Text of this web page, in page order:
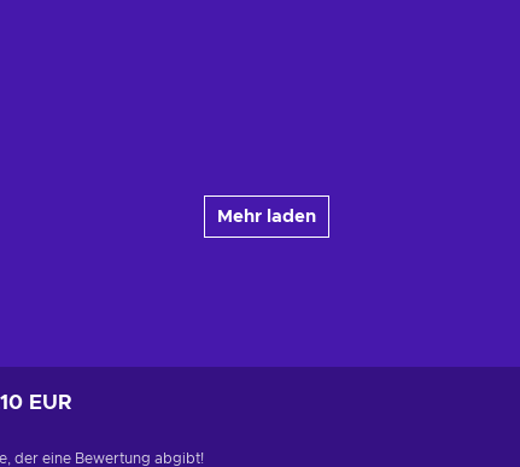
Mehr laden
EUR
der eine Bewertung abgibt!